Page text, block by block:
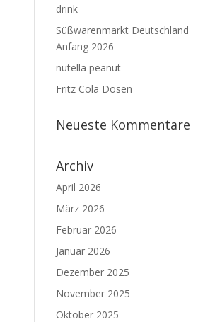
drink
Süßwarenmarkt Deutschland
Anfang 2026
nutella peanut
Fritz Cola Dosen
Neueste Kommentare
Archiv
April 2026
März 2026
Februar 2026
Januar 2026
Dezember 2025
November 2025
Oktober 2025